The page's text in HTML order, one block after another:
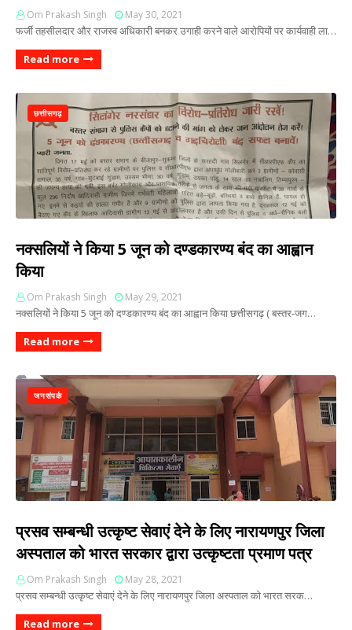
Om Prakash Singh May 30, 2021
फर्जी तहसीलदार और राजस्व अधिकारी बनकर उगाही करने वाले आरोपियों पर कार्यवाही ला…
Read more
छत्तीसगढ़
नक्सलियों ने किया 5 जून को दण्डकारण्य बंद का आह्वान
किया
Om Prakash Singh May 29, 2021
नक्सलियों ने किया 5 जून को दण्डकारण्य बंद का आह्वान किया छत्तीसगढ़ ( बस्तर-जग…
Read more
जनसंपर्क
प्रसव सम्बन्धी उत्कृष्ट सेवाएं देने के लिए नारायणपुर जिला
अस्पताल को भारत सरकार द्वारा उत्कृष्टता प्रमाण पत्र
Om Prakash Singh May 28, 2021
प्रसव सम्बन्धी उत्कृष्ट सेवाएं देने के लिए नारायणपुर जिला अस्पताल को भारत सरक…
Read more